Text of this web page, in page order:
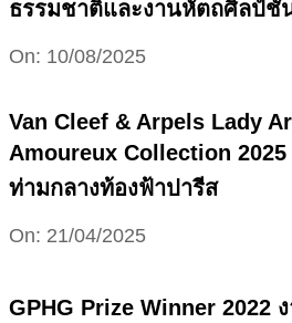
ธรรมชาติและงานหัตถศิลป์ชั้
2025-
On: 10/08/2025
Van Cleef & Arpels Lady
Amoureux Collection 2025
ท่ามกลางท้องฟ้าปารีส
2025-
On: 21/04/2025
GPHG Prize Winner 2022